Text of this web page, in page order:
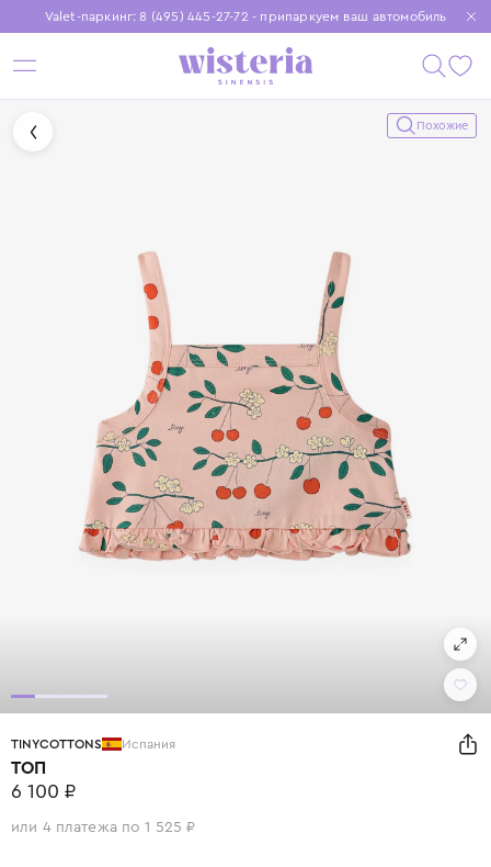
Valet-паркинг: 8 (495) 445-27-72 - припаркуем ваш автомобиль
Бесплатная доставка при заказе от 15 000 ₽
Установите приложение, чтобы покупки были еще удобнее
Похожие
TINYCOTTONS Испания
ТОП
6 100 ₽
или 4 платежа по 1 525 ₽